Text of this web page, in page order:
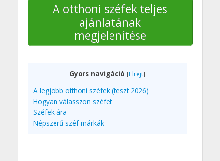
A otthoni széfek teljes
ajánlatának
megjelenítése
Gyors navigáció [Elrejt]
A legjobb otthoni széfek (teszt 2026)
Hogyan válasszon széfet
Széfek ára
Népszerű széf márkák